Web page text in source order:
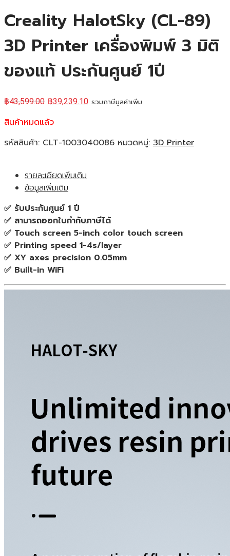
Creality HalotSky (CL-89)
3D Printer เครื่องพิมพ์ 3 มิติ
ของแท้ ประกันศูนย์ 1ปี
฿43,599.00 ฿39,239.10 รวมภาษีมูลค่าเพิ่ม
สินค้าหมดแล้ว
รหัสสินค้า: CLT-1003040086 หมวดหมู่: 3D Printer
รายละเอียดเพิ่มเติม
ข้อมูลเพิ่มเติม
✅ รับประกันศูนย์ 1 ปี
✅ สามารถออกใบกำกับภาษีได้
✅ Touch screen 5-inch color touch screen
✅ Printing speed 1-4s/layer
✅ XY axes precision 0.05mm
✅ Built-in WiFi